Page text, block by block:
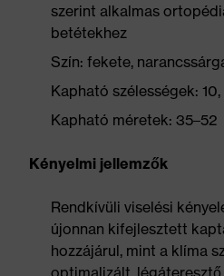
szerint alkalmas
betétekhez
Szín: fekete,
Kapható szélességek: 10,
Kapható méretek: 35–52
Kényelmi jellemzők
Rendkívüli viselési
újonnan kifejlesztett
hozzájárul, mint a klíma
optimalizált, légáteresztő